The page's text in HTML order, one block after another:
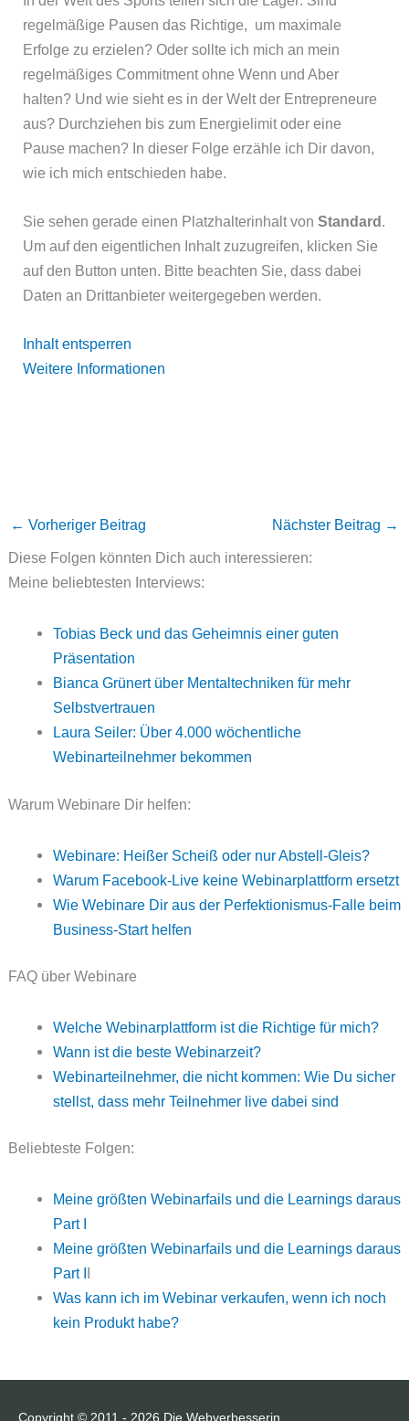
regelmäßige Pausen das Richtige, um maximale
Erfolge zu erzielen? Oder sollte ich mich an mein
regelmäßiges Commitment ohne Wenn und Aber
halten? Und wie sieht es in der Welt der Entrepreneure
aus? Durchziehen bis zum Energielimit oder eine
Pause machen? In dieser Folge erzähle ich Dir davon,
wie ich mich entschieden habe.
Sie sehen gerade einen Platzhalterinhalt vonStandard.
Um auf den eigentlichen Inhalt zuzugreifen, klicken Sie
auf den Button unten. Bitte beachten Sie, dass dabei
Daten an Drittanbieter weitergegeben werden.
Inhalt entsperren
Weitere Informationen
← Vorheriger Beitrag Nächster Beitrag →
Diese Folgen könnten Dich auch interessieren:
Meine beliebtesten Interviews:
Tobias Beck und das Geheimnis einer guten
Präsentation
Bianca Grünert über Mentaltechniken für mehr
Selbstvertrauen
Laura Seiler: Über 4.000 wöchentliche
Webinarteilnehmer bekommen
Warum Webinare Dir helfen:
Webinare: Heißer Scheiß oder nur Abstell-Gleis?
Warum Facebook-Live keine Webinarplattform ersetzt
Wie Webinare Dir aus der Perfektionismus-Falle beim
Business-Start helfen
FAQ über Webinare
Welche Webinarplattform ist die Richtige für mich?
Wann ist die beste Webinarzeit?
Webinarteilnehmer, die nicht kommen: Wie Du sicher
stellst, dass mehr Teilnehmer live dabei sind
Beliebteste Folgen:
Meine größten Webinarfails und die Learnings daraus
Part I
Meine größten Webinarfails und die Learnings daraus
Part II
Was kann ich im Webinar verkaufen, wenn ich noch
kein Produkt habe?
Copyright © 2011 - 2026 Die Webverbesserin